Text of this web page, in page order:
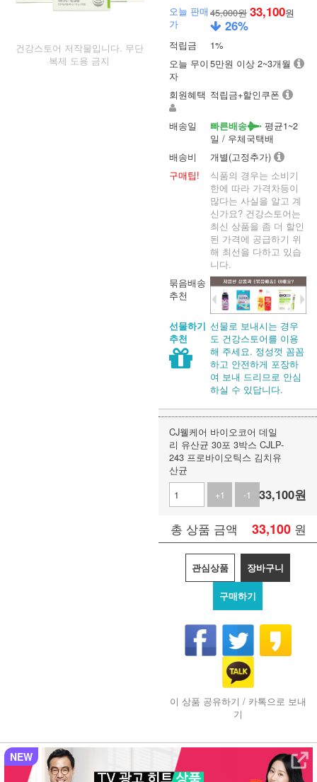
건강스토어 저작물입니다. 무단
복제 도용 금지
오늘 판매
가
45,000원 33,100원
26%
적립금
1%
오늘 무이
자
5만원 이상 2~3개월
회원혜택 적립금+할인쿠폰
배송일 빠른배송
평균1~2
일 / 우체국택배
배송비
개별(고정추가)
구매팁!
식품의 경우는 소비기
한에 따라 가격차등이
많다는 사실을 알고 계
신가요? 건강스토어는
최신 상품을 좀 더 할인
된 가격에 공급하기 위
해 최선을 다하고 있습
니다.
묶음배송
추천
선물하기
추천
선물로 보내시는 경우
도 건강스토어를 이용
해 주세요. 정성껏 꼼꼼
하고 안전하게 포장하
여 보내 드리므로 안심
하실 수 있답니다.
CJ웰케어 바이오코어 데일
리 유산균 30포 3박스 CJLP-
243 프로바이오틱스 김치유
산균
+1
-1 33,100원
총 상품 금액 33,100 원
관심상품 장바구니
구매하기
이 상품 공유하기 / 카톡으로 보내
기
NEW